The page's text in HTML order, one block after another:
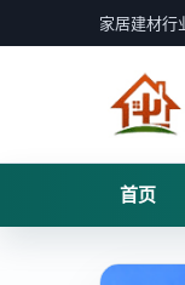
家居建材行
首页